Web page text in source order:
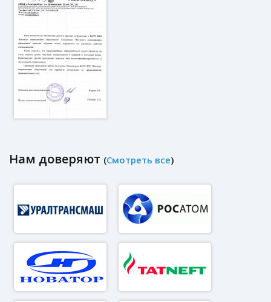
Нам доверяют (Смотреть все)